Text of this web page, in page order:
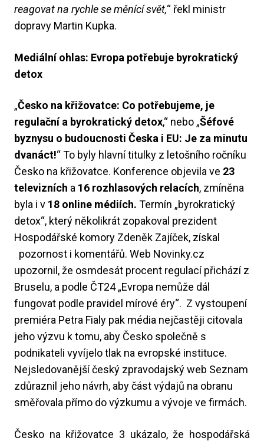
reagovat na rychle se měnící svět,“ řekl ministr
dopravy Martin Kupka.
Mediální ohlas: Evropa potřebuje byrokratický
detox
„Česko na křižovatce: Co potřebujeme, je
regulační a byrokratický detox,“ nebo „Šéfové
byznysu o budoucnosti Česka i EU: Je za minutu
dvanáct!“ To byly hlavní titulky z letošního ročníku
Česko na křižovatce. Konference objevila ve 23
televizních a 16 rozhlasových relacích, zmíněna
byla i v 18 online médiích. Termín „byrokratický
detox“, který několikrát zopakoval prezident
Hospodářské komory Zdeněk Zajíček, získal
pozornost i komentářů. Web Novinky.cz
upozornil, že osmdesát procent regulací přichází z
Bruselu, a podle ČT24 „Evropa nemůže dál
fungovat podle pravidel mírové éry“. Z vystoupení
premiéra Petra Fialy pak média nejčastěji citovala
jeho výzvu k tomu, aby Česko společně s
podnikateli vyvíjelo tlak na evropské instituce.
Nejsledovanější český zpravodajský web Seznam
zdůraznil jeho návrh, aby část výdajů na obranu
směřovala přímo do výzkumu a vývoje ve firmách.
Česko na křižovatce 3 ukázalo, že hospodářská